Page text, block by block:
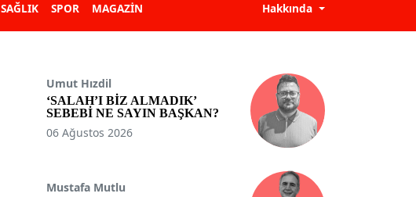
SAĞLIK SPOR MAGAZİN Hakkında
Umut Hızdil
‘SALAH’I BİZ ALMADIK’
SEBEBİ NE SAYIN BAŞKAN?
06 Ağustos 2026
Mustafa Mutlu